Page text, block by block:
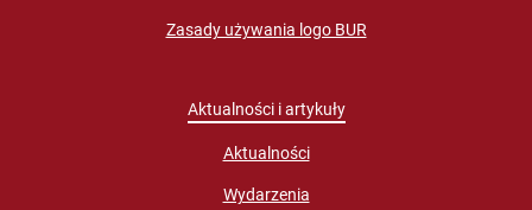
Zasady używania logo BUR
Aktualności i artykuły
Aktualności
Wydarzenia